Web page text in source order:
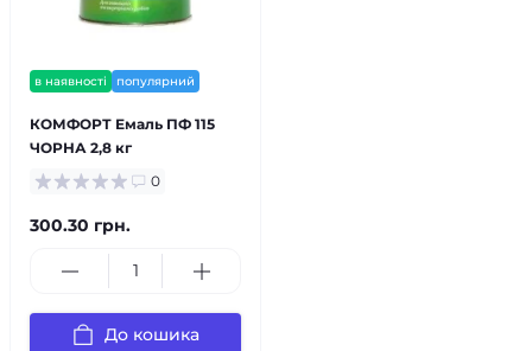
в наявності популярний
КОМФОРТ Емаль ПФ 115
ЧОРНА 2,8 кг
0
300.30 грн.
До кошика